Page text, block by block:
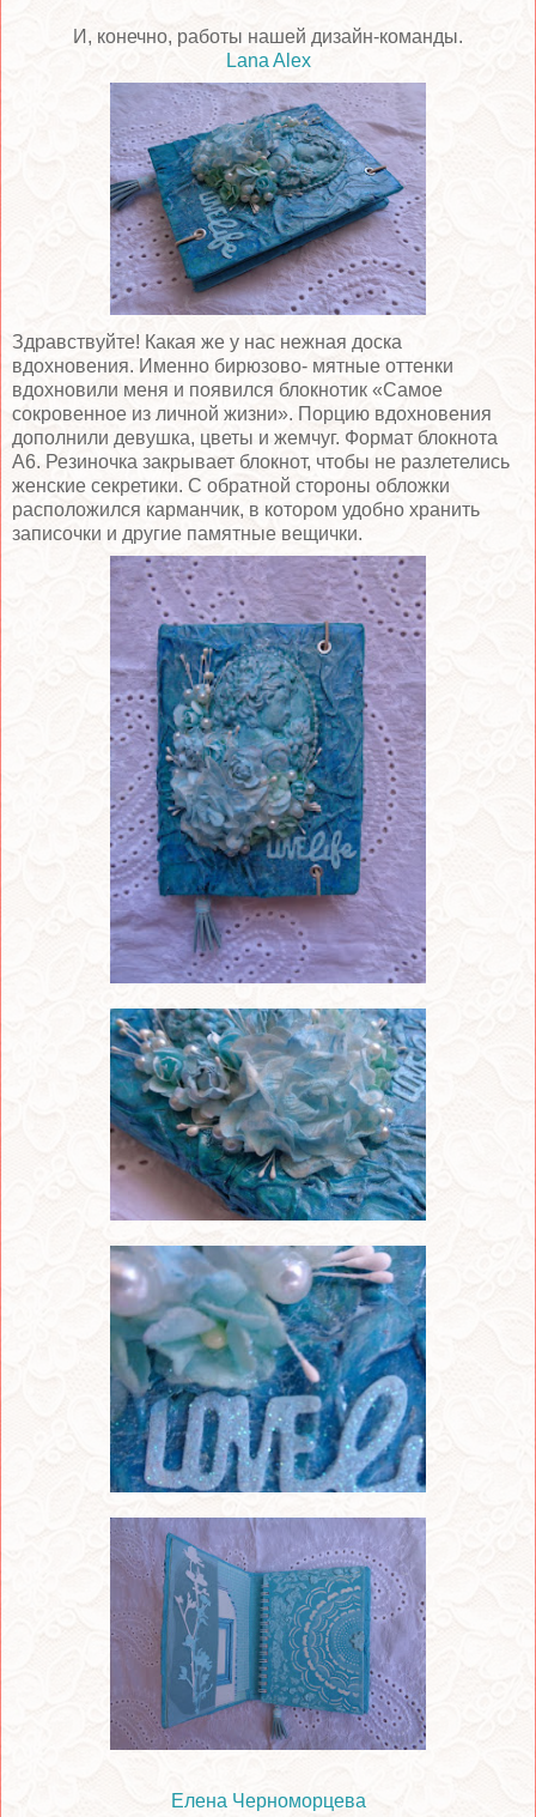
И, конечно, работы нашей дизайн-команды.
Lana Alex
Здравствуйте! Какая же у нас нежная доска
вдохновения. Именно бирюзово- мятные оттенки
вдохновили меня и появился блокнотик «Самое
сокровенное из личной жизни». Порцию вдохновения
дополнили девушка, цветы и жемчуг. Формат блокнота
А6. Резиночка закрывает блокнот, чтобы не разлетелись
женские секретики. С обратной стороны обложки
расположился карманчик, в котором удобно хранить
записочки и другие памятные вещички.
Елена Черноморцева